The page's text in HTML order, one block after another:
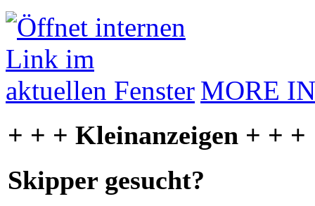
MORE
+ + + Kleinanzeigen + + +
Skipper gesucht?